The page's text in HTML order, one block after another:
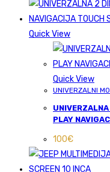
Quick View
Quick View
UNIVERZALNI
PLAY
100€